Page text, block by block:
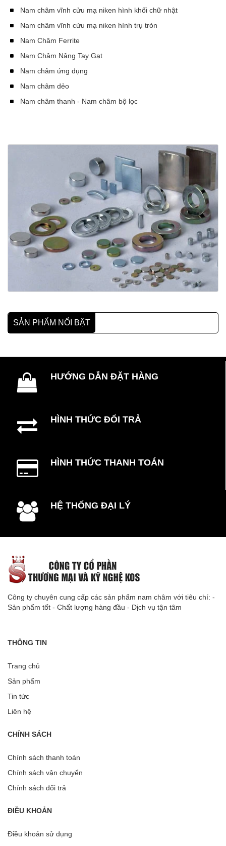
Nam châm vĩnh cửu mạ niken hình khối chữ nhật
Nam châm vĩnh cửu mạ niken hình trụ tròn
Nam Châm Ferrite
Nam Châm Nâng Tay Gạt
Nam châm ứng dụng
Nam châm dẻo
Nam châm thanh - Nam châm bộ lọc
SẢN PHẨM NỔI BẬT
HƯỚNG DẪN ĐẶT HÀNG
HÌNH THỨC ĐỔI TRẢ
HÌNH THỨC THANH TOÁN
HỆ THỐNG ĐẠI LÝ
Công ty chuyên cung cấp các sản phẩm nam châm với tiêu chí: -
Sản phẩm tốt - Chất lượng hàng đầu - Dịch vụ tận tâm
THÔNG TIN
Trang chủ
Sản phẩm
Tin tức
Liên hệ
CHÍNH SÁCH
Chính sách thanh toán
Chính sách vận chuyển
Chính sách đổi trả
ĐIỀU KHOẢN
Điều khoản sử dụng